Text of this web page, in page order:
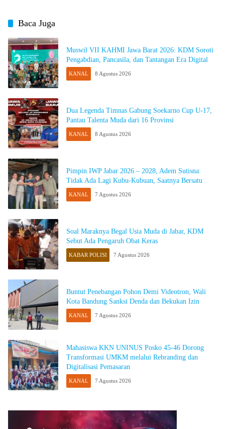
Baca Juga
Muswil VII KAHMI Jawa Barat 2026: KDM Soroti
Pengabdian, Pancasila, dan Tantangan Era Digital
KANAL 8 Agustus 2026
Dua Legenda Timnas Gabung Soekarno Cup U-17,
Pantau Talenta Muda dari 16 Provinsi
KANAL 8 Agustus 2026
Pimpin IWP Jabar 2026 – 2028, Adem Sutisna:
Tidak Ada Lagi Kubu-Kubuan, Saatnya Bersatu
KANAL 7 Agustus 2026
Soal Maraknya Begal Usia Muda di Jabar, KDM
Sebut Ada Pengaruh Obat Keras
KABAR POLISI 7 Agustus 2026
Buntut Penebangan Pohon Demi Videotron, Wali
Kota Bandung Sanksi Denda dan Bekukan Izin
KANAL 7 Agustus 2026
Mahasiswa KKN UNINUS Posko 45-46 Dorong
Transformasi UMKM melalui Rebranding dan
Digitalisasi Pemasaran
KANAL 7 Agustus 2026